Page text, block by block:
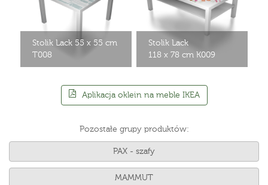
Stolik Lack 55 x 55 cm
T008
Stolik Lack
118 x 78 cm K009
Aplikacja oklein na meble IKEA
Pozostałe grupy produktów:
PAX - szafy
MAMMUT